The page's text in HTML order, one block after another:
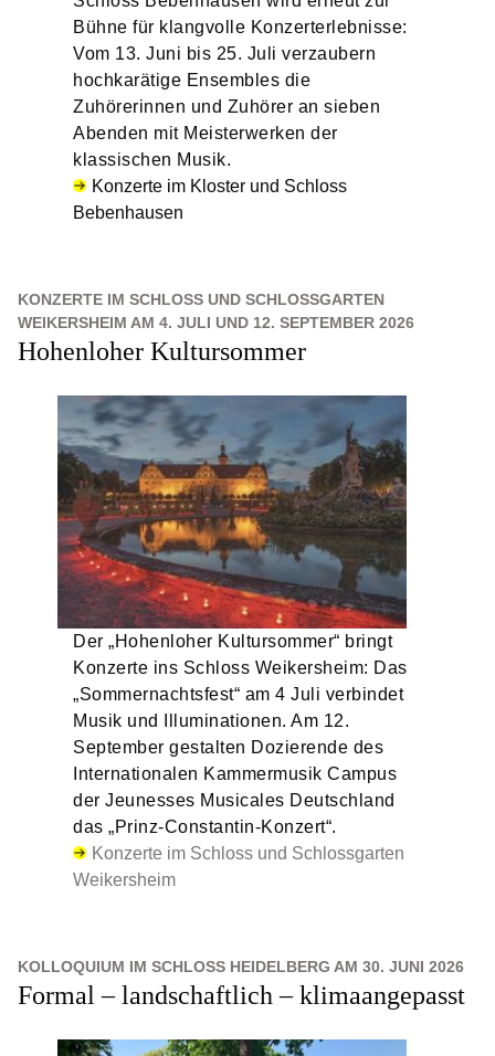
Bühne für klangvolle Konzerterlebnisse:
Vom 13. Juni bis 25. Juli verzaubern
hochkarätige Ensembles die
Zuhörerinnen und Zuhörer an sieben
Abenden mit Meisterwerken der
klassischen Musik.
Konzerte im Kloster und Schloss
Bebenhausen
KONZERTE IM SCHLOSS UND SCHLOSSGARTEN
WEIKERSHEIM AM 4. JULI UND 12. SEPTEMBER 2026
Hohenloher Kultursommer
Der „Hohenloher Kultursommer“ bringt
Konzerte ins Schloss Weikersheim: Das
„Sommernachtsfest“ am 4 Juli verbindet
Musik und Illuminationen. Am 12.
September gestalten Dozierende des
Internationalen Kammermusik Campus
der Jeunesses Musicales Deutschland
das „Prinz-Constantin-Konzert“.
Konzerte im Schloss und Schlossgarten
Weikersheim
KOLLOQUIUM IM SCHLOSS HEIDELBERG AM 30. JUNI 2026
Formal – landschaftlich – klimaangepasst